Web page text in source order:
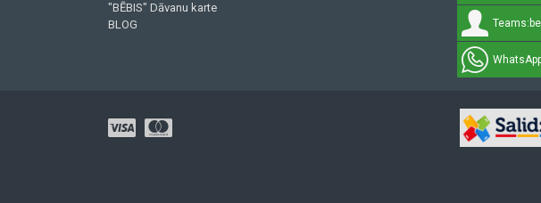
"BĒBIS" Dāvanu karte
BLOG
Teams: